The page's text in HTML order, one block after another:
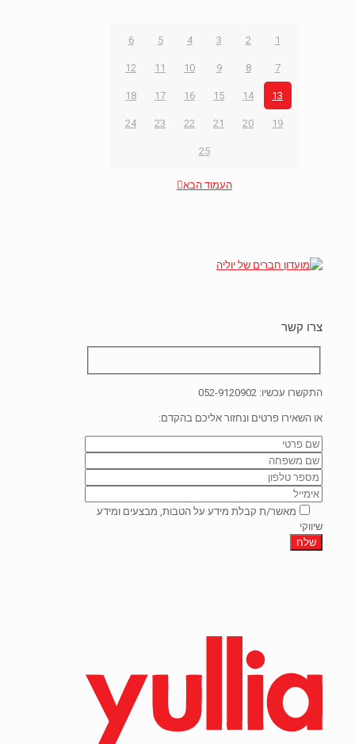
1
2
3
4
5
6
7
8
9
10
11
12
13
14
15
16
17
18
19
20
21
22
23
24
25
העמוד הבא
צרו קשר
התקשרו עכשיו: 052-9120902
או השאירו פרטים ונחזור אליכם בהקדם:
מאשר/ת קבלת מידע על הטבות, מבצעים ומידע
שיווקי